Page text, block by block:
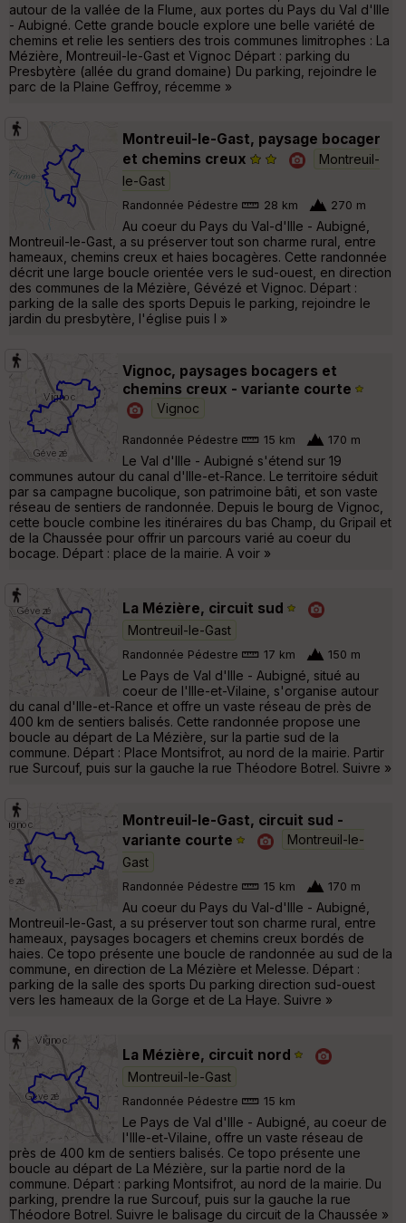
autour de la vallée de la Flume, aux portes du Pays du Val d'Ille
- Aubigné. Cette grande boucle explore une belle variété de
chemins et relie les sentiers des trois communes limitrophes : La
Mézière, Montreuil-le-Gast et Vignoc Départ : parking du
Presbytère (allée du grand domaine) Du parking, rejoindre le
parc de la Plaine Geffroy, récemme »
Montreuil-le-Gast, paysage bocager
et chemins creux
Montreuil-
le-Gast
Randonnée Pédestre 28 km 270 m
Au coeur du Pays du Val-d'Ille - Aubigné,
Montreuil-le-Gast, a su préserver tout son charme rural, entre
hameaux, chemins creux et haies bocagères. Cette randonnée
décrit une large boucle orientée vers le sud-ouest, en direction
des communes de la Mézière, Gévézé et Vignoc. Départ :
parking de la salle des sports Depuis le parking, rejoindre le
jardin du presbytère, l'église puis l »
Vignoc, paysages bocagers et
chemins creux - variante courte
Vignoc
Randonnée Pédestre 15 km 170 m
Le Val d'Ille - Aubigné s'étend sur 19
communes autour du canal d'Ille-et-Rance. Le territoire séduit
par sa campagne bucolique, son patrimoine bâti, et son vaste
réseau de sentiers de randonnée. Depuis le bourg de Vignoc,
cette boucle combine les itinéraires du bas Champ, du Gripail et
de la Chaussée pour offrir un parcours varié au coeur du
bocage. Départ : place de la mairie. A voir »
La Mézière, circuit sud
Montreuil-le-Gast
Randonnée Pédestre 17 km 150 m
Le Pays de Val d'Ille - Aubigné, situé au
coeur de l'Ille-et-Vilaine, s'organise autour
du canal d'Ille-et-Rance et offre un vaste réseau de près de
400 km de sentiers balisés. Cette randonnée propose une
boucle au départ de La Mézière, sur la partie sud de la
commune. Départ : Place Montsifrot, au nord de la mairie. Partir
rue Surcouf, puis sur la gauche la rue Théodore Botrel. Suivre »
Montreuil-le-Gast, circuit sud -
variante courte
Montreuil-le-
Gast
Randonnée Pédestre 15 km 170 m
Au coeur du Pays du Val-d'Ille - Aubigné,
Montreuil-le-Gast, a su préserver tout son charme rural, entre
hameaux, paysages bocagers et chemins creux bordés de
haies. Ce topo présente une boucle de randonnée au sud de la
commune, en direction de La Mézière et Melesse. Départ :
parking de la salle des sports Du parking direction sud-ouest
vers les hameaux de la Gorge et de La Haye. Suivre »
La Mézière, circuit nord
Montreuil-le-Gast
Randonnée Pédestre 15 km
Le Pays de Val d'Ille - Aubigné, au coeur de
l'Ille-et-Vilaine, offre un vaste réseau de
près de 400 km de sentiers balisés. Ce topo présente une
boucle au départ de La Mézière, sur la partie nord de la
commune. Départ : parking Montsifrot, au nord de la mairie. Du
parking, prendre la rue Surcouf, puis sur la gauche la rue
Théodore Botrel. Suivre le balisage du circuit de la Chaussée »